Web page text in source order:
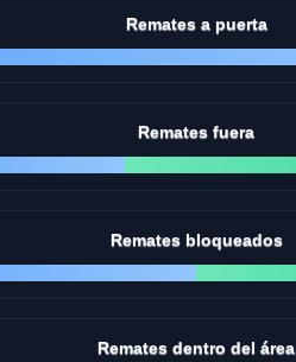
Remates a puerta
Remates fuera
Remates bloqueados
Remates dentro del área